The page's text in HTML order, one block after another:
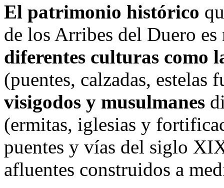
El patrimonio histórico
de los Arribes del Duero
diferentes culturas como
(puentes, calzadas, estelas
visigodos y musulmanes
(ermitas, iglesias y
puentes y vías del siglo
afluentes construidos a